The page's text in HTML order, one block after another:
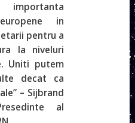
in
pentru a
la niveluri
Uniti putem
decat ca
– Sijbrand
al